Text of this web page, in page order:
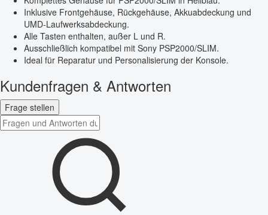
Inklusive Frontgehäuse, Rückgehäuse, Akkuabdeckung und
UMD-Laufwerksabdeckung.
Alle Tasten enthalten, außer L und R.
Ausschließlich kompatibel mit Sony PSP2000/SLIM.
Ideal für Reparatur und Personalisierung der Konsole.
Kundenfragen & Antworten
Frage stellen